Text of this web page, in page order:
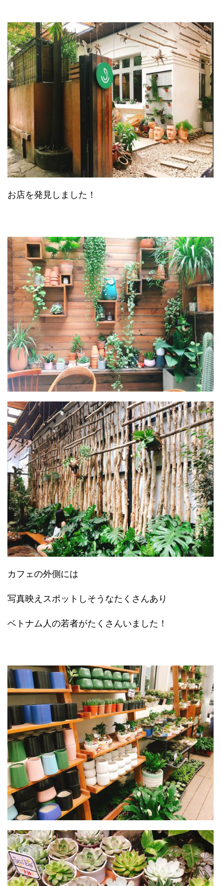
お店を発見しました！
カフェの外側には
写真映えスポットしそうなたくさんあり
ベトナム人の若者がたくさんいました！